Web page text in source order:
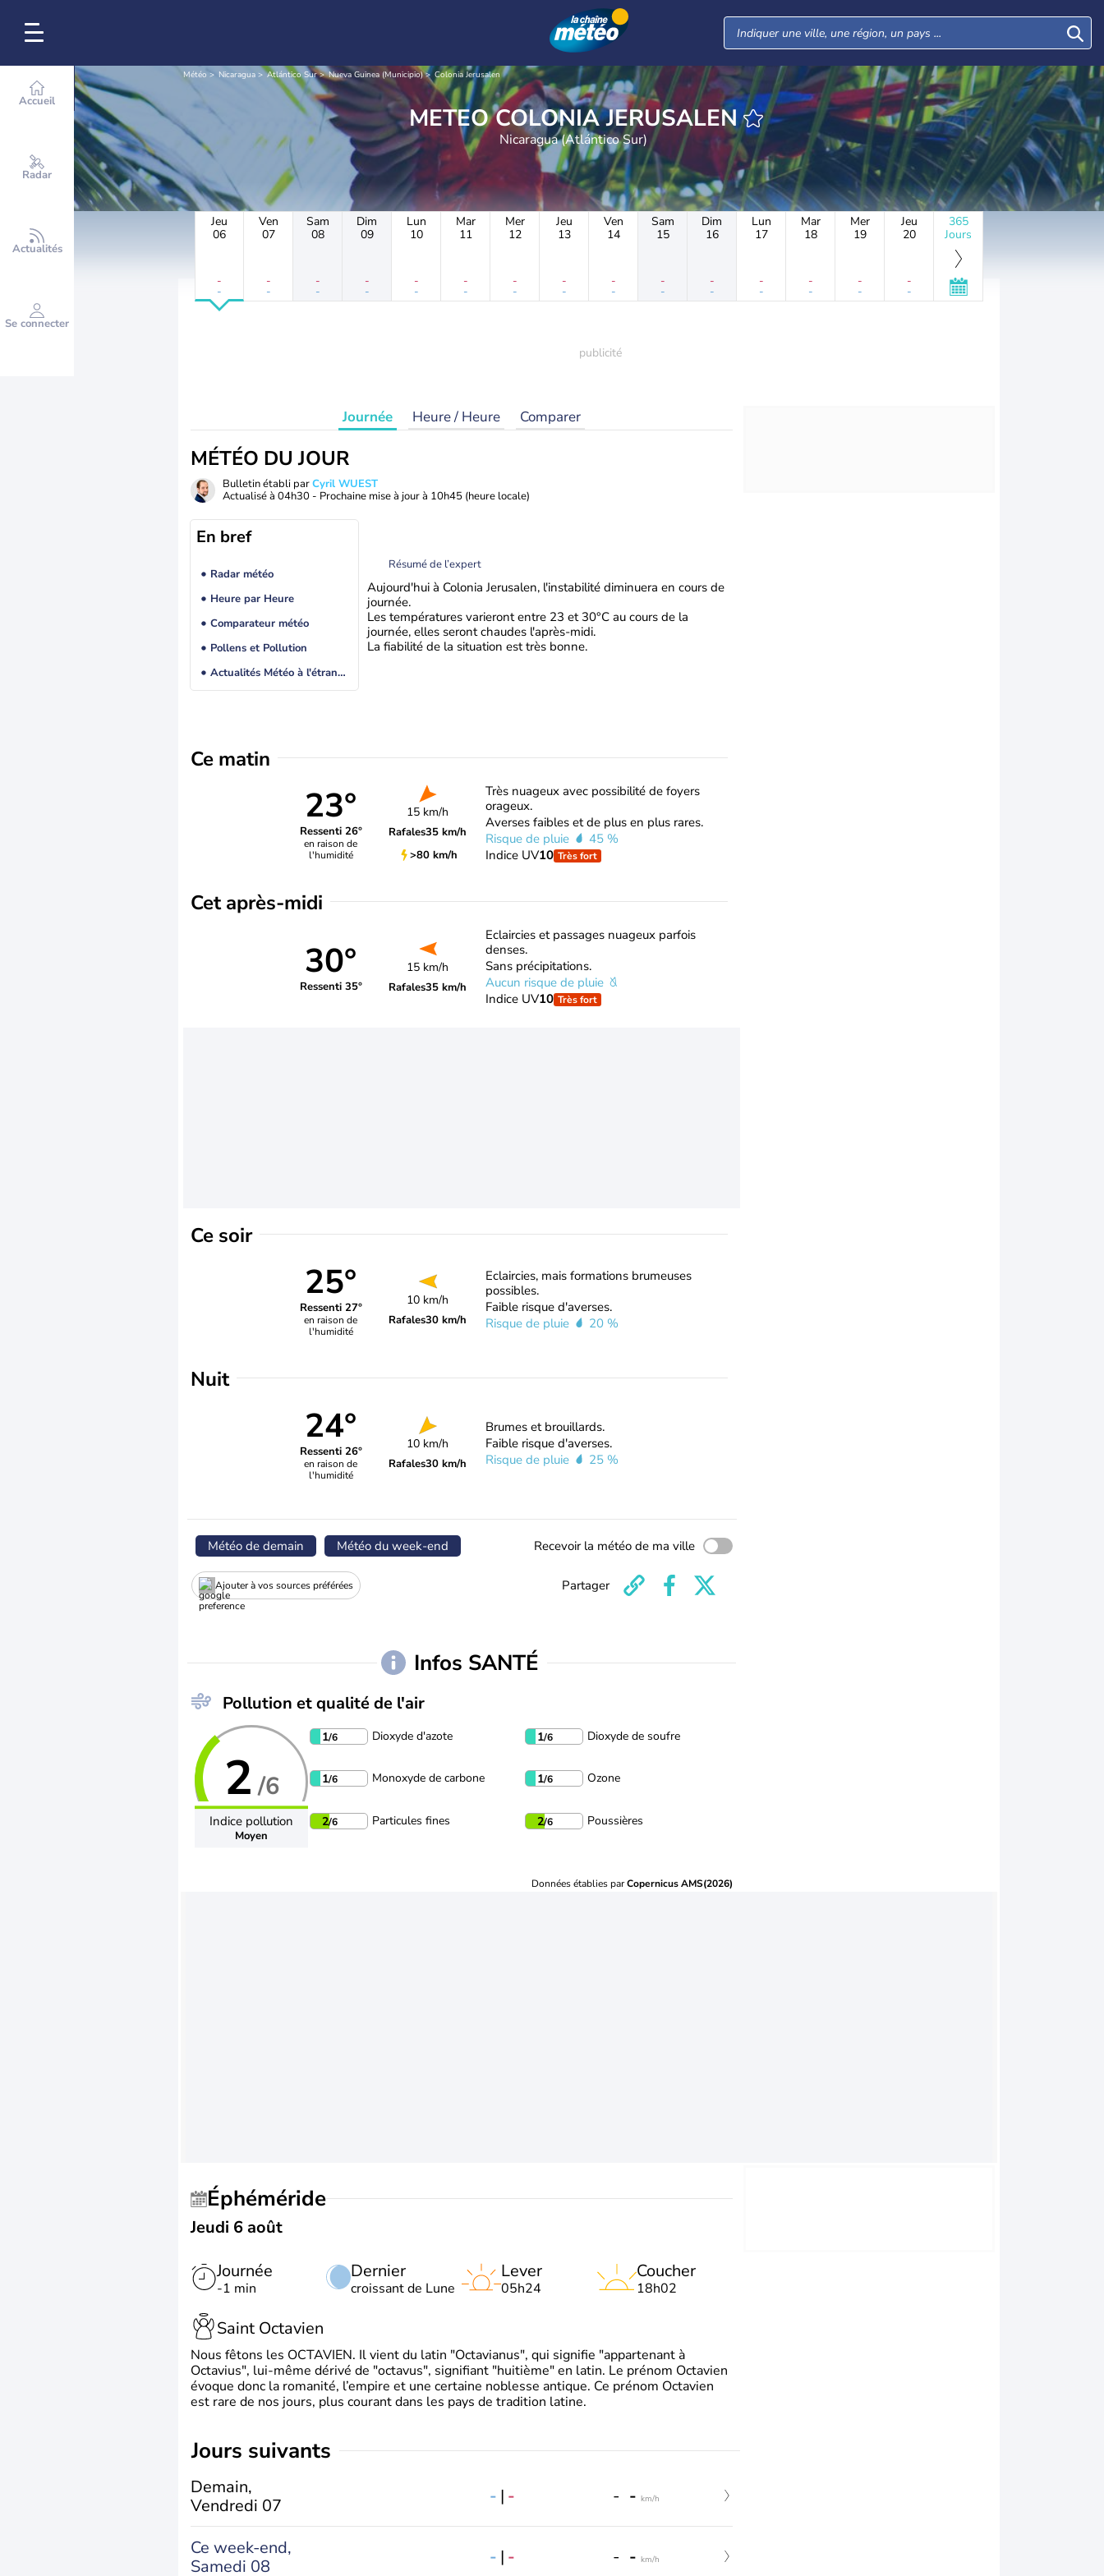
Accueil
Radar
Actualités
Se connecter
Météo Nicaragua Atlántico Sur Nueva Guinea (Municipio) Colonia Jerusalen
METEO COLONIA JERUSALEN
Nicaragua (Atlántico Sur)
Jeu
06
-
-
Ven
07
-
-
Sam
08
-
-
Dim
09
-
-
Lun
10
-
-
Mar
11
-
-
Mer
12
-
-
Jeu
13
-
-
Ven
14
-
-
Sam
15
-
-
Dim
16
-
-
Lun
17
-
-
Mar
18
-
-
Mer
19
-
-
Jeu
20
-
-
365
Jours
Journée Heure / Heure Comparer
MÉTÉO DU JOUR
Bulletin établi parCyril WUEST
Actualisé à 04h30 - Prochaine mise à jour à 10h45 (heure locale)
En bref
Radar météo
Heure par Heure
Comparateur météo
Pollens et Pollution
Actualités Météo à l'étranger
Résumé de l’expert
Aujourd'hui à Colonia Jerusalen, l'instabilité diminuera en cours de
journée.
Les températures varieront entre 23 et 30°C au cours de la
journée, elles seront chaudes l'après-midi.
La fiabilité de la situation est très bonne.
Ce matin
23°
Ressenti 26°
en raison de
l'humidité
15 km/h
Rafales35 km/h
>80 km/h
Très nuageux avec possibilité de foyers
orageux.
Averses faibles et de plus en plus rares.
Risque de pluie
45 %
Indice UV10 Très fort
Cet après-midi
30°
Ressenti 35°
15 km/h
Rafales35 km/h
Eclaircies et passages nuageux parfois
denses.
Sans précipitations.
Aucun risque de pluie
Indice UV10 Très fort
Ce soir
25°
Ressenti 27°
en raison de
l'humidité
10 km/h
Rafales30 km/h
Eclaircies, mais formations brumeuses
possibles.
Faible risque d'averses.
Risque de pluie
20 %
Nuit
24°
Ressenti 26°
en raison de
l'humidité
10 km/h
Rafales30 km/h
Brumes et brouillards.
Faible risque d'averses.
Risque de pluie
25 %
Météo de demain Météo du week-end Recevoir la météo de ma ville
Ajouter à vos sources préférées Partager
Infos SANTÉ
Pollution et qualité de l'air
2 /6
Indice pollution
Moyen
1/6 Dioxyde d'azote 1/6 Dioxyde de soufre
1/6 Monoxyde de carbone 1/6 Ozone
2/6 Particules fines 2/6 Poussières
Données établies parCopernicus AMS(2026)
Éphéméride
Jeudi 6 août
Journée
-1 min
Dernier
croissant de Lune
Lever
05h24
Coucher
18h02
Saint Octavien
Nous fêtons les OCTAVIEN. Il vient du latin "Octavianus", qui signifie "appartenant à
Octavius", lui-même dérivé de "octavus", signifiant "huitième" en latin. Le prénom Octavien
évoque donc la romanité, l’empire et une certaine noblesse antique. Ce prénom Octavien
est rare de nos jours, plus courant dans les pays de tradition latine.
jours suivants
Demain,
Vendredi 07
- | - - - km/h
Ce week-end,
Samedi 08
- | - - - km/h